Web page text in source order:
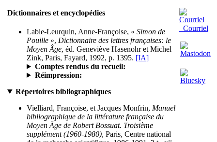
Dictionnaires et encyclopédies
Labie-Leurquin, Anne-Françoise, « Simon de
Pouille », Dictionnaire des lettres françaises: le
Moyen Âge, éd. Geneviève Hasenohr et Michel
Zink, Paris, Fayard, 1992, p. 1395. [IA]
Comptes rendus du recueil:
Réimpression:
Répertoires bibliographiques
Vielliard, Françoise, et Jacques Monfrin, Manuel
bibliographique de la littérature française du
Moyen Âge de Robert Bossuat. Troisième
supplément (1960-1980), Paris, Centre national
Courriel